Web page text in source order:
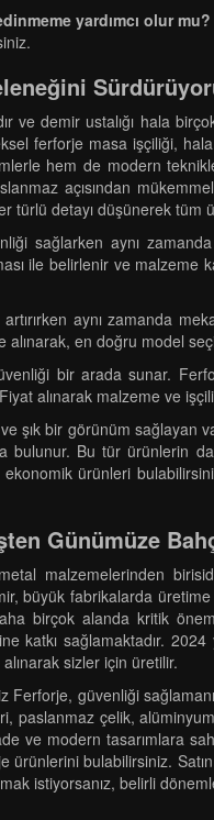
yardımcı olur mu?
ve demir ustalığı hala
ferforje masa işçiliği,
hem de modern
açısından
türlü detayı düşünerek tüm
sağlarken aynı
ile belirlenir ve
aynı zamanda
en doğru model
bir arada sunar.
alınarak malzeme ve
şık bir görünüm
Bu tür ürünlerin
ürünleri
Günümüze
malzemelerinden
büyük fabrikalarda
birçok alanda kritik
katkı sağlamaktadır.
sizler için üretilir.
güvenliği
çelik,
ve modern tasarımlara
ürünlerini bulabilirsiniz.
istiyorsanız, belirli